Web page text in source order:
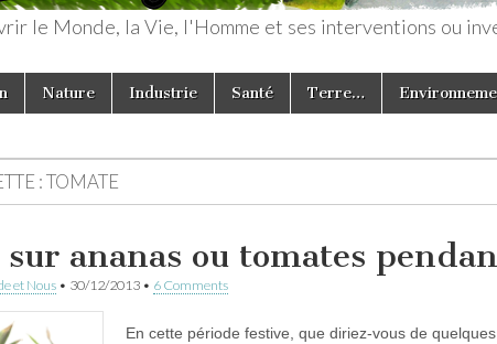
le Monde, la Vie, l'Homme et ses interventions ou
Nature Industrie Santé Terre…
:TOMATE
sur ananas ou tomates
et Nous • 30/12/2013 • 6 Comments
En cette période festive, que diriez-vous de